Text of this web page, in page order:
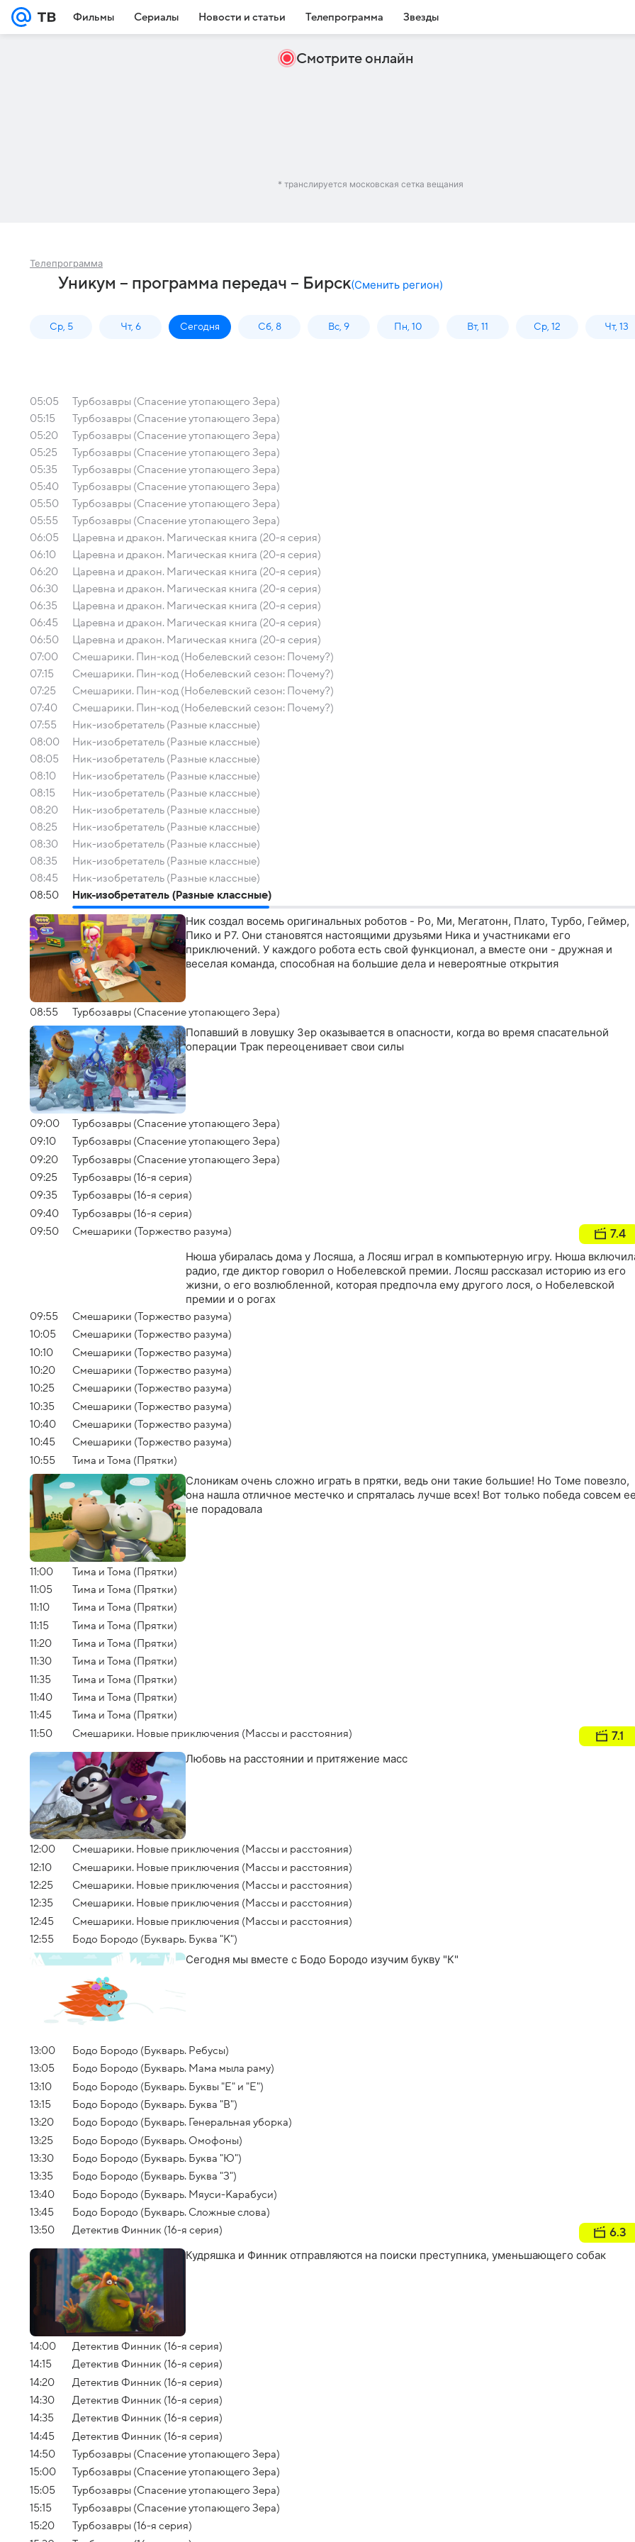
Фильмы Сериалы Новости и статьи Телепрограмма Звезды
Смотрите онлайн
* транслируется московская сетка вещания
Телепрограмма
Уникум – программа передач – Бирск(Сменить регион)
Ср, 5 Чт, 6 Сегодня Сб, 8 Вс, 9 Пн, 10 Вт, 11 Ср, 12 Чт, 13
05:05
Турбозавры (Спасение утопающего Зера)
05:15
Турбозавры (Спасение утопающего Зера)
05:20
Турбозавры (Спасение утопающего Зера)
05:25
Турбозавры (Спасение утопающего Зера)
05:35
Турбозавры (Спасение утопающего Зера)
05:40
Турбозавры (Спасение утопающего Зера)
05:50
Турбозавры (Спасение утопающего Зера)
05:55
Турбозавры (Спасение утопающего Зера)
06:05
Царевна и дракон. Магическая книга (20-я серия)
06:10
Царевна и дракон. Магическая книга (20-я серия)
06:20
Царевна и дракон. Магическая книга (20-я серия)
06:30
Царевна и дракон. Магическая книга (20-я серия)
06:35
Царевна и дракон. Магическая книга (20-я серия)
06:45
Царевна и дракон. Магическая книга (20-я серия)
06:50
Царевна и дракон. Магическая книга (20-я серия)
07:00
Смешарики. Пин-код (Нобелевский сезон: Почему?)
07:15
Смешарики. Пин-код (Нобелевский сезон: Почему?)
07:25
Смешарики. Пин-код (Нобелевский сезон: Почему?)
07:40
Смешарики. Пин-код (Нобелевский сезон: Почему?)
07:55
Ник-изобретатель (Разные классные)
08:00
Ник-изобретатель (Разные классные)
08:05
Ник-изобретатель (Разные классные)
08:10
Ник-изобретатель (Разные классные)
08:15
Ник-изобретатель (Разные классные)
08:20
Ник-изобретатель (Разные классные)
08:25
Ник-изобретатель (Разные классные)
08:30
Ник-изобретатель (Разные классные)
08:35
Ник-изобретатель (Разные классные)
08:45
Ник-изобретатель (Разные классные)
08:50
Ник-изобретатель (Разные классные)
Ник создал восемь оригинальных роботов - Ро, Ми, Мегатонн, Плато, Турбо, Геймер,
Пико и Р7. Они становятся настоящими друзьями Ника и участниками его
приключений. У каждого робота есть свой функционал, а вместе они - дружная и
веселая команда, способная на большие дела и невероятные открытия
08:55 Турбозавры (Спасение утопающего Зера)
Попавший в ловушку Зер оказывается в опасности, когда во время спасательной
операции Трак переоценивает свои силы
09:00
Турбозавры (Спасение утопающего Зера)
09:10
Турбозавры (Спасение утопающего Зера)
09:20
Турбозавры (Спасение утопающего Зера)
09:25
Турбозавры (16-я серия)
09:35
Турбозавры (16-я серия)
09:40
Турбозавры (16-я серия)
09:50
Смешарики (Торжество разума) 7.4
Нюша убиралась дома у Лосяша, а Лосяш играл в компьютерную игру. Нюша
радио, где диктор говорил о Нобелевской премии. Лосяш рассказал историю из его
жизни, о его возлюбленной, которая предпочла ему другого лося, о Нобелевской
премии и о рогах
09:55
Смешарики (Торжество разума)
10:05
Смешарики (Торжество разума)
10:10
Смешарики (Торжество разума)
10:20
Смешарики (Торжество разума)
10:25
Смешарики (Торжество разума)
10:35
Смешарики (Торжество разума)
10:40
Смешарики (Торжество разума)
10:45
Смешарики (Торжество разума)
10:55
Тима и Тома (Прятки)
Слоникам очень сложно играть в прятки, ведь они такие большие! Но Томе повезло,
она нашла отличное местечко и спряталась лучше всех! Вот только победа совсем
не порадовала
11:00
Тима и Тома (Прятки)
11:05
Тима и Тома (Прятки)
11:10
Тима и Тома (Прятки)
11:15
Тима и Тома (Прятки)
11:20
Тима и Тома (Прятки)
11:30
Тима и Тома (Прятки)
11:35
Тима и Тома (Прятки)
11:40
Тима и Тома (Прятки)
11:45
Тима и Тома (Прятки)
11:50
Смешарики. Новые приключения (Массы и расстояния) 7.1
Любовь на расстоянии и притяжение масс
12:00
Смешарики. Новые приключения (Массы и расстояния)
12:10
Смешарики. Новые приключения (Массы и расстояния)
12:25
Смешарики. Новые приключения (Массы и расстояния)
12:35
Смешарики. Новые приключения (Массы и расстояния)
12:45
Смешарики. Новые приключения (Массы и расстояния)
12:55
Бодо Бородо (Букварь. Буква "К")
Сегодня мы вместе с Бодо Бородо изучим букву "К"
13:00
Бодо Бородо (Букварь. Ребусы)
13:05
Бодо Бородо (Букварь. Мама мыла раму)
13:10
Бодо Бородо (Букварь. Буквы "Е" и "Е")
13:15
Бодо Бородо (Букварь. Буква "В")
13:20
Бодо Бородо (Букварь. Генеральная уборка)
13:25
Бодо Бородо (Букварь. Омофоны)
13:30
Бодо Бородо (Букварь. Буква "Ю")
13:35
Бодо Бородо (Букварь. Буква "З")
13:40
Бодо Бородо (Букварь. Мяуси-Карабуси)
13:45
Бодо Бородо (Букварь. Сложные слова)
13:50
Детектив Финник (16-я серия) 6.3
Кудряшка и Финник отправляются на поиски преступника, уменьшающего собак
14:00
Детектив Финник (16-я серия)
14:15
Детектив Финник (16-я серия)
14:20
Детектив Финник (16-я серия)
14:30
Детектив Финник (16-я серия)
14:35
Детектив Финник (16-я серия)
14:45
Детектив Финник (16-я серия)
14:50
Турбозавры (Спасение утопающего Зера)
15:00
Турбозавры (Спасение утопающего Зера)
15:05
Турбозавры (Спасение утопающего Зера)
15:15
Турбозавры (Спасение утопающего Зера)
15:20
Турбозавры (16-я серия)